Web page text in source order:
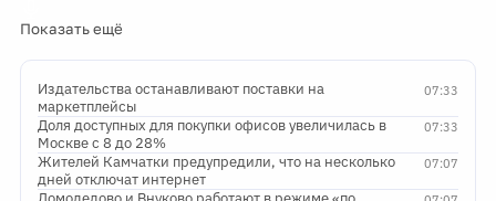
Показать ещё
07:33
Издательства останавливают поставки на
маркетплейсы
07:33
Доля доступных для покупки офисов увеличилась в
Москве с 8 до 28%
07:07
Жителей Камчатки предупредили, что на несколько
дней отключат интернет